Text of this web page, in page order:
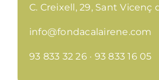
C. Creixell, 29, Sant Vicenç
info@fondacalairene.com
93 833 32 26 · 93 833 16 05